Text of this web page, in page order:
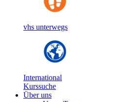
vhs unterwegs
International
Kurssuche
Über uns